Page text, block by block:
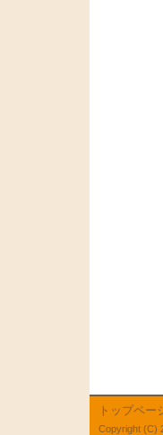
トップペー
Copyright (C)